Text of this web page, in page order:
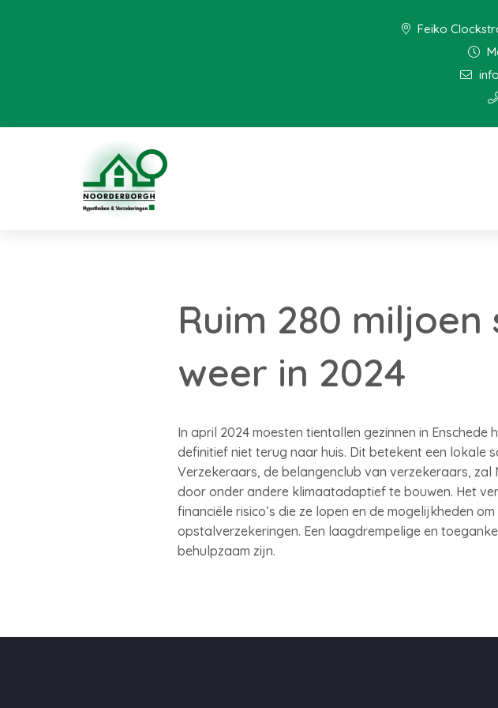
Feiko
Ruim 280
weer in 2024
In april 2024 moesten tientallen gezinnen in
definitief niet terug naar huis. Dit betekent een lokale
Verzekeraars, de belangenclub van verzekeraars,
door onder andere klimaatadaptief te bouwen. Het
financiële risico’s die ze lopen en de mogelijkheden
opstalverzekeringen. Een laagdrempelige en
behulpzaam zijn.